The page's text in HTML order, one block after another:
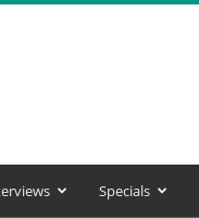
Specials